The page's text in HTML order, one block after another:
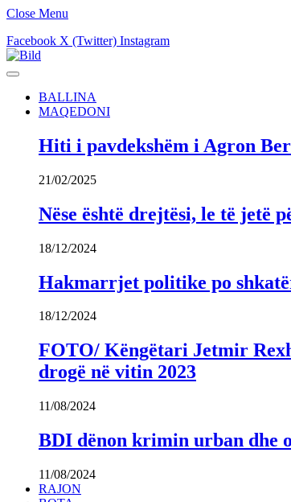
Close Menu
Facebook X (Twitter) Instagram
BALLINA
MAQEDONI
Hiti i pavdekshëm i Agron
21/02/2025
Nëse është drejtësi, le të jetë
18/12/2024
Hakmarrjet politike po
18/12/2024
FOTO/ Këngëtari Jetmir
drogë në vitin 2023
11/08/2024
BDI dënon krimin urban dhe
11/08/2024
RAJON